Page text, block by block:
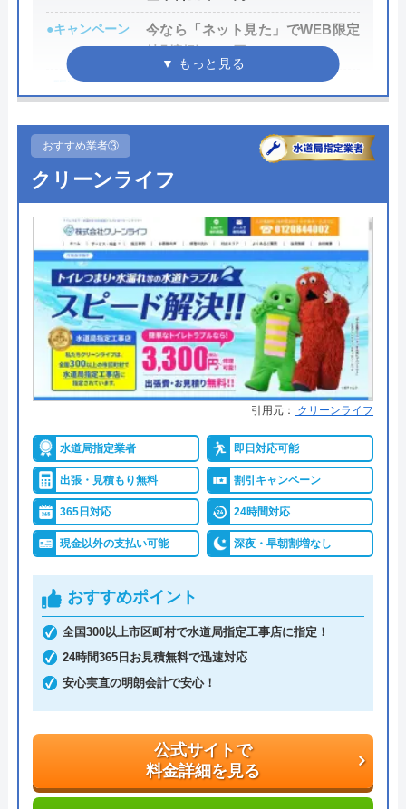
今すぐ電話で相談する
050-3000-4096
水の110番救急車の基本情報
運営会社 株式会社JUNコーポレーション
代表者 高野祐二
所在地
〒158-0095
東京都世田谷区瀬田二丁目27番3号
対応エリア 全国（一部エリアを除く）
●キャンペーン
今なら「ネット見た」でWEB限定
特別割引3,000円OFF
●駆けつけ時間 最短15分
●受付時間 24時間
●定休日
●出張見積もり 見積り・出張費無料
●支払い方法
現金払い、銀行振込、後日集金、
クレジットカード
●累計実績 ―
●保証・保険 ―
詳細は公式HPでご確認ください
水PROは、即日対応可能でスピーディーな対応が特
徴的な業者です。
地域に精通したエリア担当作業員がいるため、夜間
も含めて電話をしてから2～3分で手配、最速15分で
駆け付けてくれます。
料金体系については、基本料金5,000円～になります
が、現地見積もり・出張費・追加請求は0円になり
ます。
明朗会計ですので、万が一追加の作業が必要となっ
水PROは迅速な対応に加えて安心できる料金案内を
してくれます。
おすすめ業者③
クリーンライフ
引用元： クリーンライフ
水道局指定業者 即日対応可能
出張・見積もり無料 割引キャンペーン
365日対応 24時間対応
現金以外の支払い可能 深夜・早朝割増なし
おすすめポイント
全国300以上市区町村で水道局指定工事店に指定！
24時間365日お見積無料で迅速対応
安心実直の明朗会計で安心！
公式サイトで
料金詳細を見る